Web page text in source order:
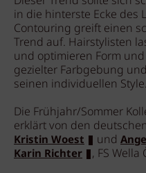
in die hinterste Ecke des
Contouring greift einen
Trend auf. Hairstylisten
und optimieren Form
gezielter Farbgebung
seinen individuellen Style.
Die Frühjahr/Sommer
erklärt von den
Kristin Woest und
Karin Richter , FS